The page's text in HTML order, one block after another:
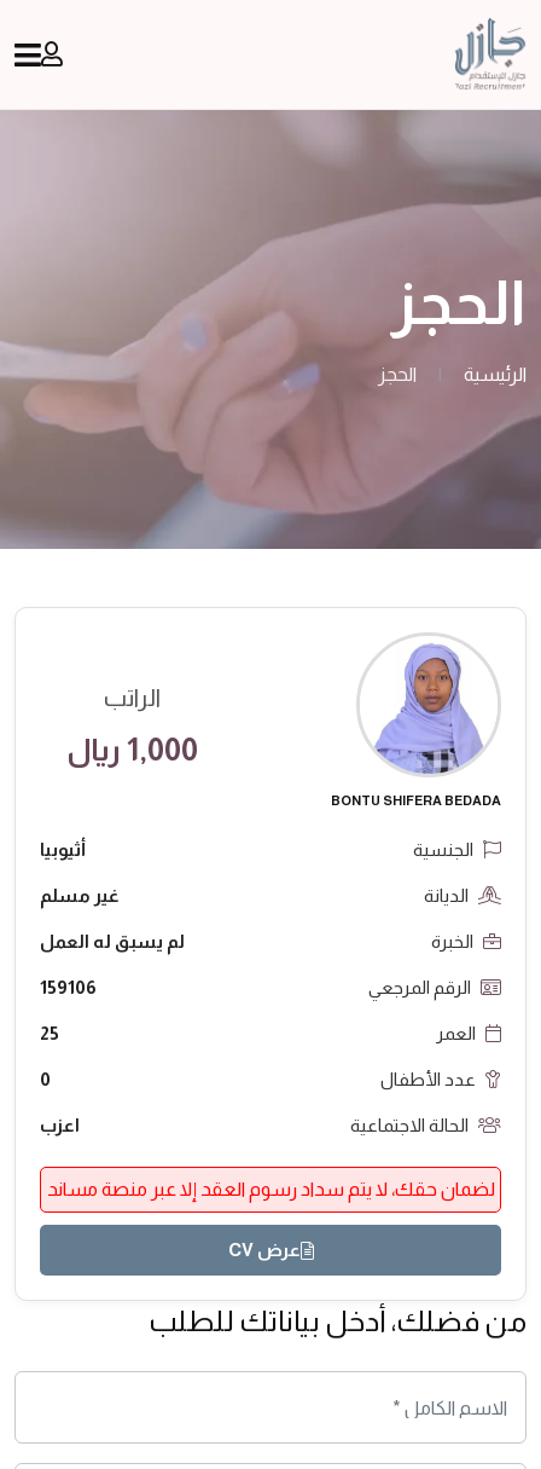
الحجز
الرئيسية | الحجز
BONTU SHIFERA BEDADA
الراتب
1,000 ريال
الجنسية أثيوبيا
الديانة غير مسلم
الخبرة لم يسبق له العمل
الرقم المرجعي 159106
العمر 25
عدد الأطفال 0
الحالة الاجتماعية اعزب
لضمان حقك، لا يتم سداد رسوم العقد إلا عبر منصة مساند
عرض CV
من فضلك، أدخل بياناتك للطلب